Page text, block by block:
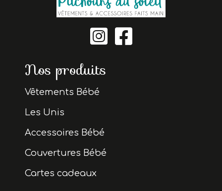
 
Nos produits
Vêtements Bébé
Les Unis
Accessoires Bébé
Couvertures Bébé
Cartes cadeaux